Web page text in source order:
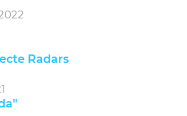
Radars